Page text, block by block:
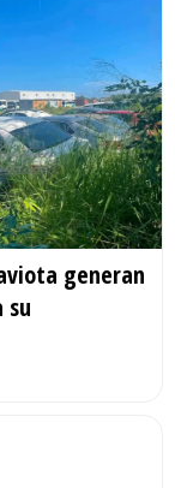
generan
su